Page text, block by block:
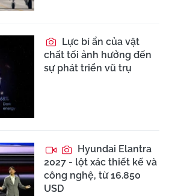
Lực bí ẩn của vật
chất tối ảnh hưởng đến
sự phát triển vũ trụ
Hyundai Elantra
2027 - lột xác thiết kế và
công nghệ, từ 16.850
USD